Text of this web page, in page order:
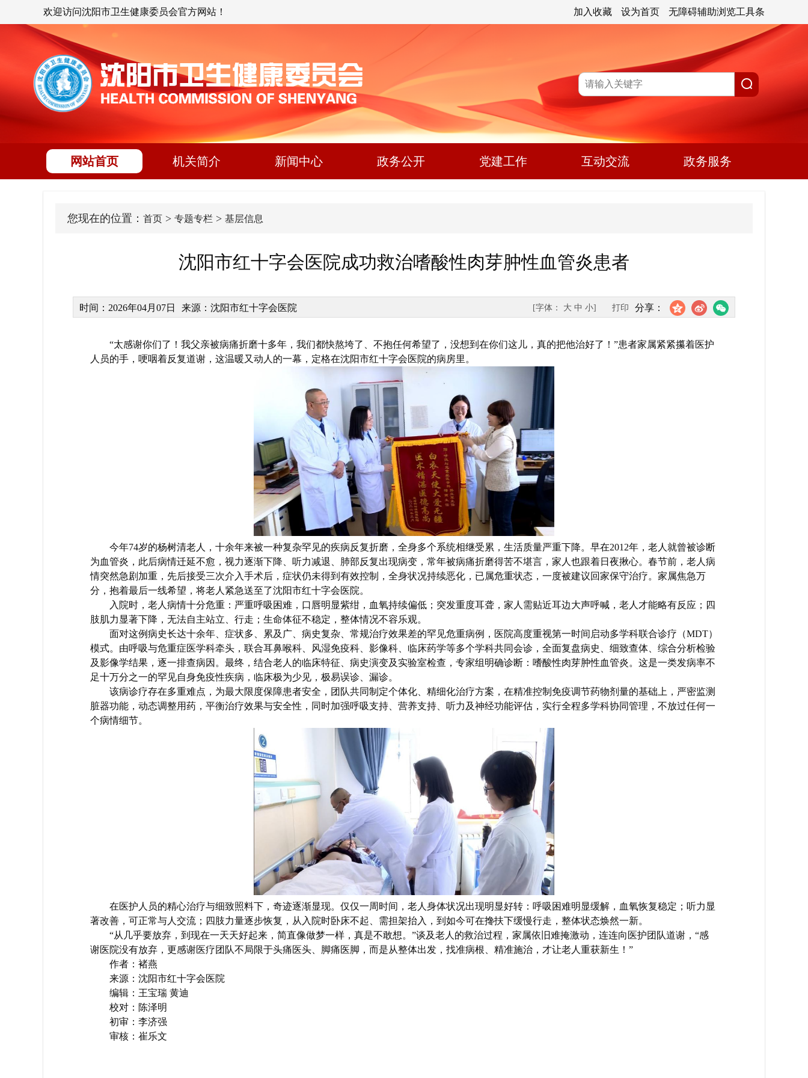
欢迎访问沈阳市卫生健康委员会官方网站！ 无障碍辅助浏览工具条
设为首页
加入收藏
网站首页 机关简介 新闻中心 政务公开 党建工作 互动交流 政务服务
您现在的位置： 首页 > 专题专栏 > 基层信息
沈阳市红十字会医院成功救治嗜酸性肉芽肿性血管炎患者
时间：2026年04月07日 来源：沈阳市红十字会医院 分享：
[字体： 大 中 小] 打印
“太感谢你们了！我父亲被病痛折磨十多年，我们都快熬垮了、不抱任何希望了，没想到在你们这儿，真的把他治好了！”患者家属紧紧攥着医护
人员的手，哽咽着反复道谢，这温暖又动人的一幕，定格在沈阳市红十字会医院的病房里。
今年74岁的杨树清老人，十余年来被一种复杂罕见的疾病反复折磨，全身多个系统相继受累，生活质量严重下降。早在2012年，老人就曾被诊断
为血管炎，此后病情迁延不愈，视力逐渐下降、听力减退、肺部反复出现病变，常年被病痛折磨得苦不堪言，家人也跟着日夜揪心。春节前，老人病
情突然急剧加重，先后接受三次介入手术后，症状仍未得到有效控制，全身状况持续恶化，已属危重状态，一度被建议回家保守治疗。家属焦急万
分，抱着最后一线希望，将老人紧急送至了沈阳市红十字会医院。
入院时，老人病情十分危重：严重呼吸困难，口唇明显紫绀，血氧持续偏低；突发重度耳聋，家人需贴近耳边大声呼喊，老人才能略有反应；四
肢肌力显著下降，无法自主站立、行走；生命体征不稳定，整体情况不容乐观。
面对这例病史长达十余年、症状多、累及广、病史复杂、常规治疗效果差的罕见危重病例，医院高度重视第一时间启动多学科联合诊疗（MDT）
模式。由呼吸与危重症医学科牵头，联合耳鼻喉科、风湿免疫科、影像科、临床药学等多个学科共同会诊，全面复盘病史、细致查体、综合分析检验
及影像学结果，逐一排查病因。最终，结合老人的临床特征、病史演变及实验室检查，专家组明确诊断：嗜酸性肉芽肿性血管炎。这是一类发病率不
足十万分之一的罕见自身免疫性疾病，临床极为少见，极易误诊、漏诊。
该病诊疗存在多重难点，为最大限度保障患者安全，团队共同制定个体化、精细化治疗方案，在精准控制免疫调节药物剂量的基础上，严密监测
脏器功能，动态调整用药，平衡治疗效果与安全性，同时加强呼吸支持、营养支持、听力及神经功能评估，实行全程多学科协同管理，不放过任何一
个病情细节。
在医护人员的精心治疗与细致照料下，奇迹逐渐显现。仅仅一周时间，老人身体状况出现明显好转：呼吸困难明显缓解，血氧恢复稳定；听力显
著改善，可正常与人交流；四肢力量逐步恢复，从入院时卧床不起、需担架抬入，到如今可在搀扶下缓慢行走，整体状态焕然一新。
“从几乎要放弃，到现在一天天好起来，简直像做梦一样，真是不敢想。”谈及老人的救治过程，家属依旧难掩激动，连连向医护团队道谢，“感
谢医院没有放弃，更感谢医疗团队不局限于头痛医头、脚痛医脚，而是从整体出发，找准病根、精准施治，才让老人重获新生！”
作者：褚燕
来源：沈阳市红十字会医院
编辑：王宝瑞 黄迪
校对：陈泽明
初审：李济强
审核：崔乐文